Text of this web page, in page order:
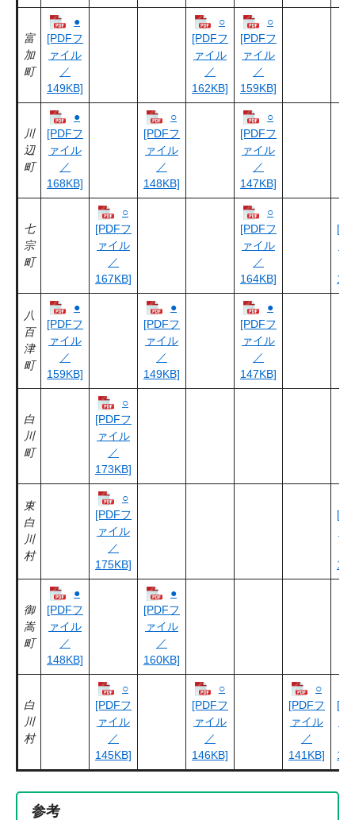
富
加
町
●
[PDFフ
ァイル
／
149KB]
○
[PDFフ
ァイル
／
162KB]
○
[PDFフ
ァイル
／
159KB]
川
辺
町
●
[PDFフ
ァイル
／
168KB]
○
[PDFフ
ァイル
／
148KB]
○
[PDFフ
ァイル
／
147KB]
七
宗
町
○
[PDFフ
ァイル
／
167KB]
○
[PDFフ
ァイル
／
164KB]
八
百
津
町
●
[PDFフ
ァイル
／
159KB]
●
[PDFフ
ァイル
／
149KB]
●
[PDFフ
ァイル
／
147KB]
白
川
町
○
[PDFフ
ァイル
／
173KB]
東
白
川
村
○
[PDFフ
ァイル
／
175KB]
御
嵩
町
●
[PDFフ
ァイル
／
148KB]
●
[PDFフ
ァイル
／
160KB]
白
川
村
○
[PDFフ
ァイル
／
145KB]
○
[PDFフ
ァイル
／
146KB]
○
[PDFフ
ァイル
／
141KB]
参考